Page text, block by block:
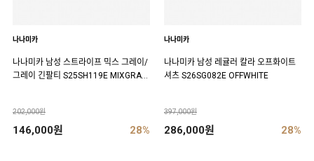
나나미카
나나미카 남성 스트라이프 믹스 그레이/
그레이 긴팔티 S25SH119E MIXGRAY
202,000원
146,000원 28%
나나미카
나나미카 남성 레귤러 칼라 오프화이트
셔츠 S26SG082E OFFWHITE
397,000원
286,000원 28%